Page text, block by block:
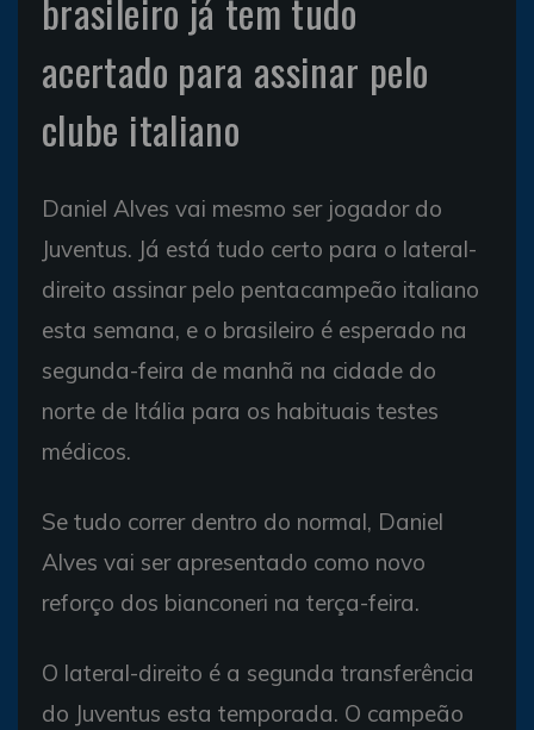
brasileiro já tem tudo
acertado para assinar pelo
clube italiano
Daniel Alves vai mesmo ser jogador do
Juventus. Já está tudo certo para o lateral-
direito assinar pelo pentacampeão italiano
esta semana, e o brasileiro é esperado na
segunda-feira de manhã na cidade do
norte de Itália para os habituais testes
médicos.
Se tudo correr dentro do normal, Daniel
Alves vai ser apresentado como novo
reforço dos bianconeri na terça-feira.
O lateral-direito é a segunda transferência
do Juventus esta temporada. O campeão